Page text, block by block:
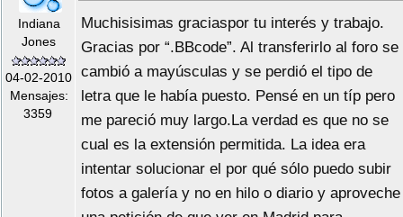
Indiana
Jones
04-02-2010
Mensajes:
3359
Muchisisimas graciaspor tu interés y trabajo.
Gracias por “.BBcode”. Al transferirlo al foro se
cambió a mayúsculas y se perdió el tipo de
letra que le había puesto. Pensé en un típ pero
me pareció muy largo.La verdad es que no se
cual es la extensión permitida. La idea era
intentar solucionar el por qué sólo puedo subir
fotos a galería y no en hilo o diario y aproveche